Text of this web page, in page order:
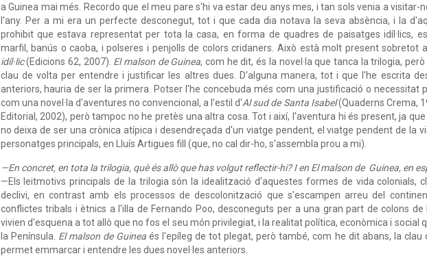
a Guinea mai més. Recordo que el meu pare s'hi va estar deu anys mes, i tan sols venia a visitar-
l'any. Per a mi era un perfecte desconegut, tot i que cada dia notava la seva absència, i la
prohibit que estava representat per tota la casa, en forma de quadres de paisatges idíl·lics,
marfil, banús o caoba, i polseres i penjolls de colors cridaners. Això està molt present sobretot a
idíl·lic(Edicions 62, 2007). El malson de Guinea, com he dit, és la novel·la que tanca la trilogia,
clau de volta per entendre i justificar les altres dues. D'alguna manera, tot i que l'he escrita
anteriors, hauria de ser la primera. Potser l'he concebuda més com una justificació o necessitat
com una novel·la d'aventures no convencional, a l'estil d'Al sud de Santa Isabel(Quaderns Crema,
Editorial, 2002), però tampoc no he pretès una altra cosa. Tot i així, l'aventura hi és present, ja que
no deixa de ser una crònica atípica i desendreçada d'un viatge pendent, el viatge pendent de la
personatges principals, en Lluís Artigues fill (que, no cal dir-ho, s'assembla prou a mi).
—En concret, en tota la trilogia, què és allò que has volgut reflectir-hi? I en El malson de Guinea, en
—Els leitmotivs principals de la trilogia són la idealització d'aquestes formes de vida colonials,
declivi, en contrast amb els processos de descolonització que s'escampen arreu del
conflictes tribals i ètnics a l'illa de Fernando Poo, desconeguts per a una gran part de colons de
vivien d'esquena a tot allò que no fos el seu món privilegiat, i la realitat política, econòmica i social
la Península. El malson de Guineaés l'epíleg de tot plegat, però també, com he dit abans, la clau
permet emmarcar i entendre les dues novel·les anteriors.